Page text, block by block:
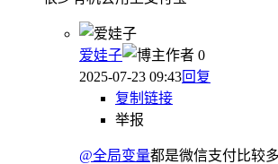
爱娃子 作者 0
2025-07-23 09:43回复
复制链接
举报
@全局变量都是微信支付比较